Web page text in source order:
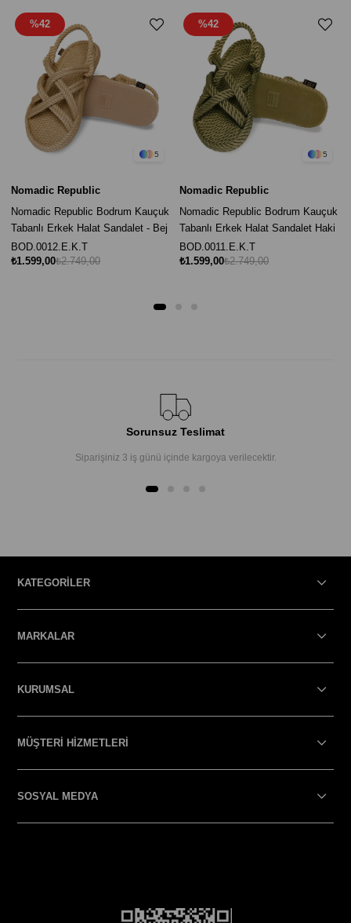
5
Nomadic Republic
Nomadic Republic Bodrum Kauçuk
Tabanlı Erkek Halat Sandalet - Bej
BOD.0012.E.K.T
₺1.599,00₺2.749,00
%42
5
Nomadic Republic
Nomadic Republic Bodrum Kauçuk
Tabanlı Erkek Halat Sandalet Haki
BOD.0011.E.K.T
₺1.599,00₺2.749,00
%42
Sorunsuz Teslimat
Siparişiniz 3 iş günü içinde kargoya verilecektir.
KATEGORİLER
MARKALAR
KURUMSAL
MÜŞTERİ HİZMETLERİ
SOSYAL MEDYA